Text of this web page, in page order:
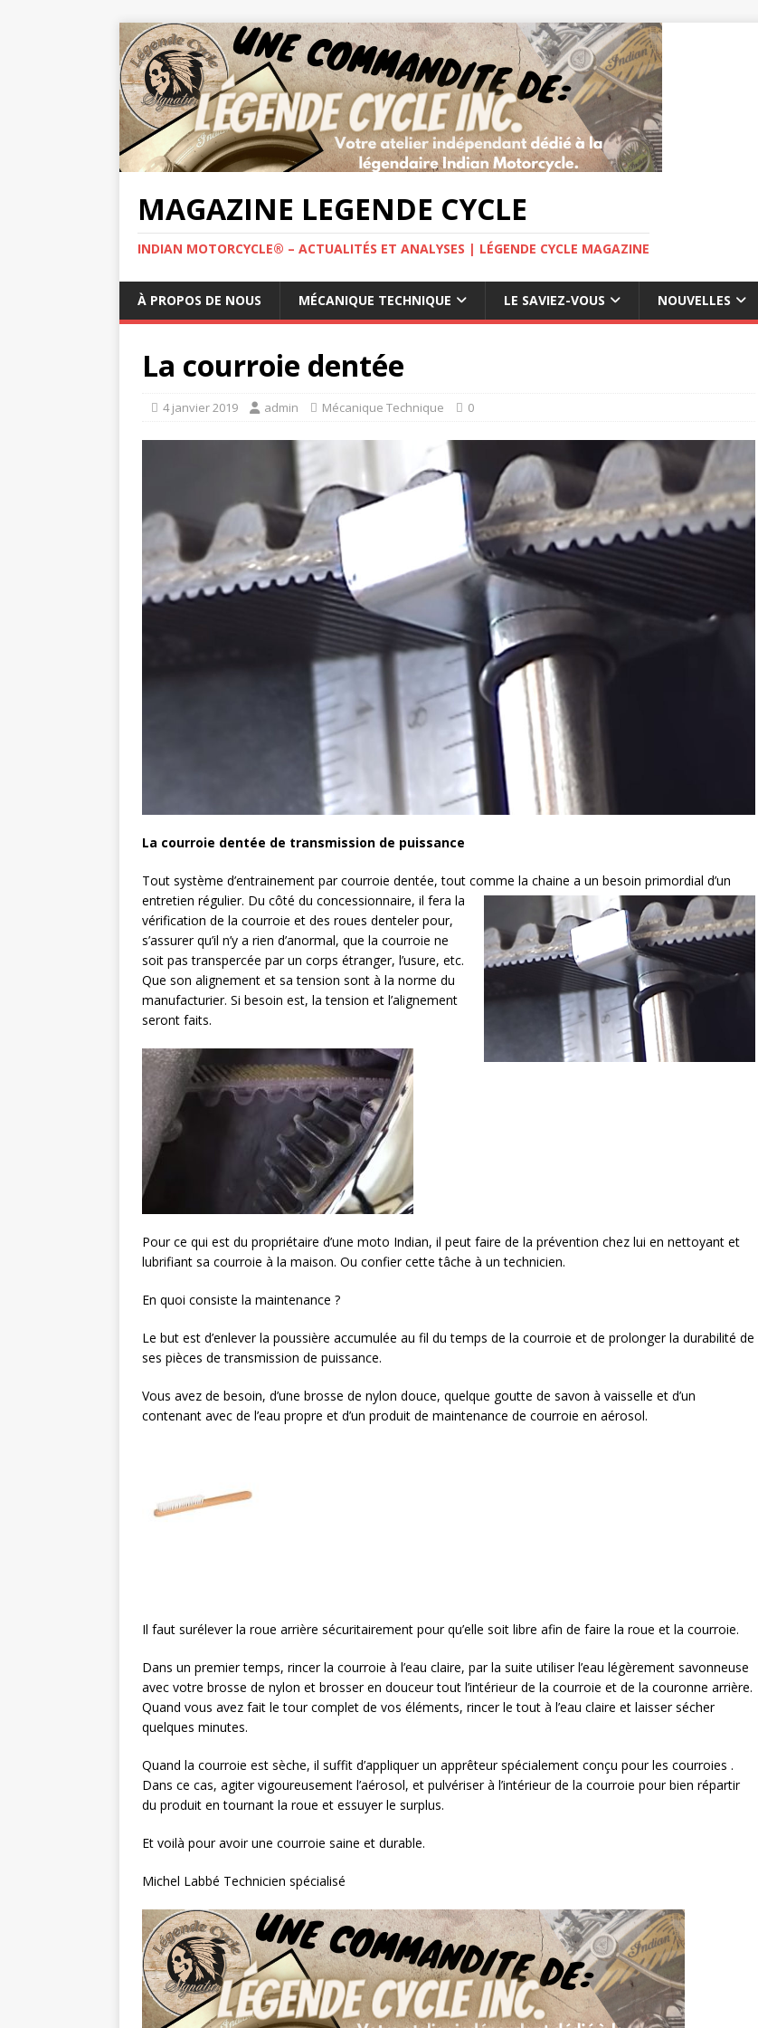
MAGAZINE LEGENDE CYCLE
INDIAN MOTORCYCLE® – ACTUALITÉS ET ANALYSES | LÉGENDE CYCLE MAGAZINE
À PROPOS DE NOUS MÉCANIQUE TECHNIQUE LE SAVIEZ-VOUS NOUVELLES
La courroie dentée
4 janvier 2019 admin Mécanique Technique 0
La courroie dentée de transmission de puissance
Tout système d’entrainement par courroie dentée, tout comme la chaine a un besoin primordial d’un
entretien régulier. Du côté du concessionnaire, il fera la
vérification de la courroie et des roues denteler pour,
s’assurer qu’il n’y a rien d’anormal, que la courroie ne
soit pas transpercée par un corps étranger, l’usure, etc.
Que son alignement et sa tension sont à la norme du
manufacturier. Si besoin est, la tension et l’alignement
seront faits.
Pour ce qui est du propriétaire d’une moto Indian, il peut faire de la prévention chez lui en nettoyant et
lubrifiant sa courroie à la maison. Ou confier cette tâche à un technicien.
En quoi consiste la maintenance ?
Le but est d’enlever la poussière accumulée au fil du temps de la courroie et de prolonger la durabilité de
ses pièces de transmission de puissance.
Vous avez de besoin, d’une brosse de nylon douce, quelque goutte de savon à vaisselle et d’un
contenant avec de l’eau propre et d’un produit de maintenance de courroie en aérosol.
Il faut surélever la roue arrière sécuritairement pour qu’elle soit libre afin de faire la roue et la courroie.
Dans un premier temps, rincer la courroie à l’eau claire, par la suite utiliser l’eau légèrement savonneuse
avec votre brosse de nylon et brosser en douceur tout l’intérieur de la courroie et de la couronne arrière.
Quand vous avez fait le tour complet de vos éléments, rincer le tout à l’eau claire et laisser sécher
quelques minutes.
Quand la courroie est sèche, il suffit d’appliquer un apprêteur spécialement conçu pour les courroies .
Dans ce cas, agiter vigoureusement l’aérosol, et pulvériser à l’intérieur de la courroie pour bien répartir
du produit en tournant la roue et essuyer le surplus.
Et voilà pour avoir une courroie saine et durable.
Michel Labbé Technicien spécialisé